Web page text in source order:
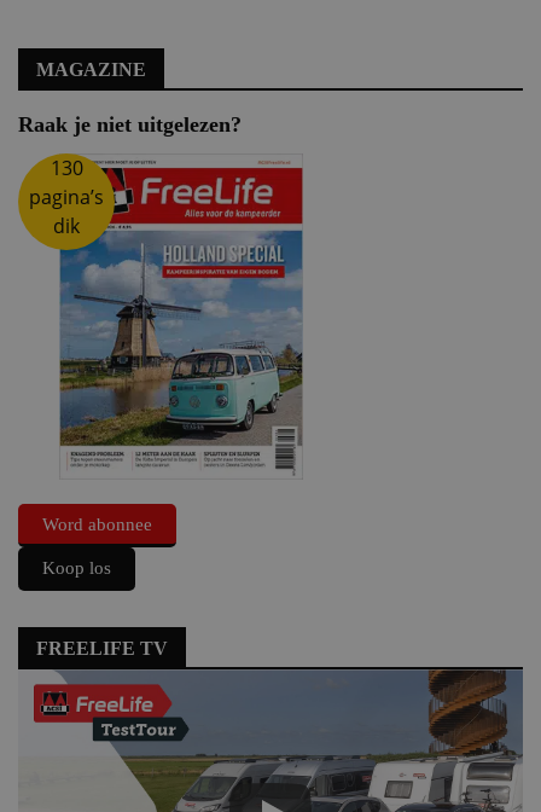
MAGAZINE
Raak je niet uitgelezen?
130
pagina’s
dik
Word abonnee
Koop los
FREELIFE TV